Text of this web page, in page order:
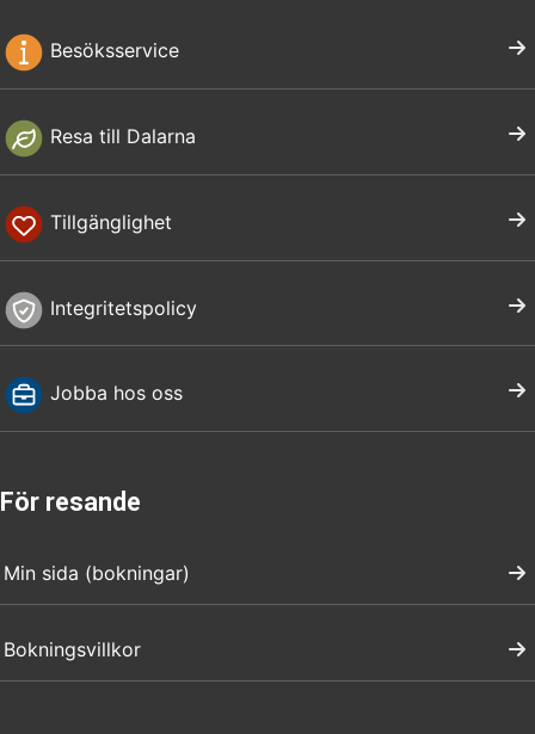
Besöksservice
Resa till Dalarna
Tillgänglighet
Integritetspolicy
Jobba hos oss
För resande
Min sida (bokningar)
Bokningsvillkor